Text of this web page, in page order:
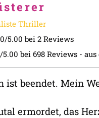
Thriller
5.00 bei 2 Reviews
5.00 bei 698 Reviews - aus
ist beendet. Mein
ermordet, das